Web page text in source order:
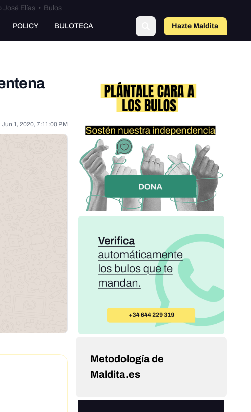
José Elías • Bulos
POLICY BULOTECA Hazte Maldito
Jun 1, 2020, 7:11:00 PM
Metodología de
Maldita.es